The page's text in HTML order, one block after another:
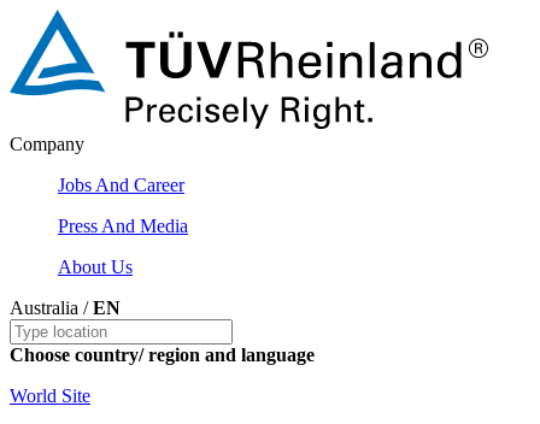
Company
Jobs And Career
Press And Media
About Us
Australia /EN
Choose country/ region and language
World Site